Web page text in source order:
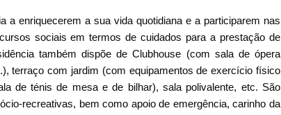
a enriquecerem a sua vida quotidiana e a participarem nas
sociais em termos de cuidados para a prestação de
também dispõe de Clubhouse (com sala de ópera
terraço com jardim (com equipamentos de exercício físico
de ténis de mesa e de bilhar), sala polivalente, etc. São
recreativas, bem como apoio de emergência, carinho da